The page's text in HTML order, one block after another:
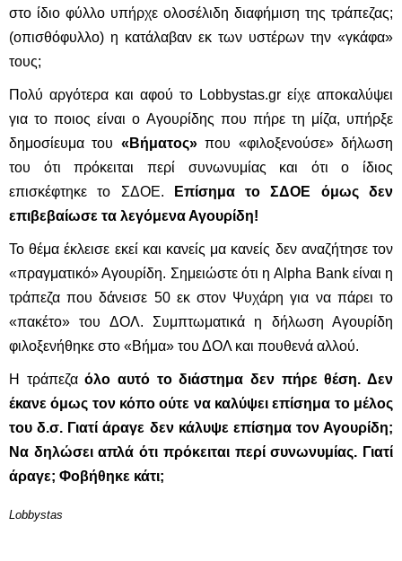
στο ίδιο φύλλο υπήρχε ολοσέλιδη διαφήμιση της τράπεζας;
(οπισθόφυλλο) η κατάλαβαν εκ των υστέρων την «γκάφα»
τους;
Πολύ αργότερα και αφού το Lobbystas.gr είχε αποκαλύψει
για το ποιος είναι ο Αγουρίδης που πήρε τη μίζα, υπήρξε
δημοσίευμα του «Βήματος»που «φιλοξενούσε» δήλωση
του ότι πρόκειται περί συνωνυμίας και ότι ο ίδιος
επισκέφτηκε το ΣΔΟΕ.
Επίσημα το ΣΔΟΕ όμως δεν
επιβεβαίωσε τα λεγόμενα Αγουρίδη!
Το θέμα έκλεισε εκεί και κανείς μα κανείς δεν αναζήτησε τον
«πραγματικό» Αγουρίδη. Σημειώστε ότι ηAlpha Bank είναι η
τράπεζα που δάνεισε 50 εκ στον Ψυχάρη για να πάρει το
«πακέτο» του ΔΟΛ. Συμπτωματικά η δήλωση Αγουρίδη
φιλοξενήθηκε στο «Βήμα» του ΔΟΛ και πουθενά αλλού.
Η τράπεζαόλο αυτό το διάστημα δεν πήρε θέση. Δεν
έκανε όμως τον κόπο ούτε να καλύψει επίσημα το μέλος
του δ.σ. Γιατί άραγε δεν κάλυψε επίσημα τον Αγουρίδη;
Να δηλώσει απλά ότι πρόκειται περί συνωνυμίας. Γιατί
άραγε; Φοβήθηκε κάτι;
Lobbystas